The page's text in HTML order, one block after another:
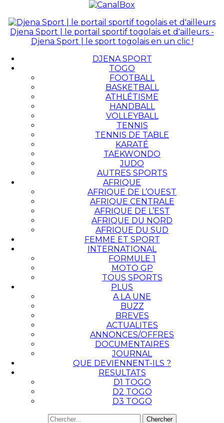
Djena Sport | le portail sportif togolais et d'ailleurs -
Djena Sport | le sport togolais en un clic !
DJENA SPORT
TOGO
FOOTBALL
BASKETBALL
ATHLÉTISME
HANDBALL
VOLLEYBALL
TENNIS
TENNIS DE TABLE
KARATÉ
TAEKWONDO
JUDO
AUTRES SPORTS
AFRIQUE
AFRIQUE DE L’OUEST
AFRIQUE CENTRALE
AFRIQUE DE L’EST
AFRIQUE DU NORD
AFRIQUE DU SUD
FEMME ET SPORT
INTERNATIONAL
FORMULE 1
MOTO GP
TOUS SPORTS
PLUS
A LA UNE
BUZZ
BREVES
ACTUALITES
ANNONCES/OFFRES
DOCUMENTAIRES
JOURNAL
QUE DEVIENNENT-ILS ?
RESULTATS
D1 TOGO
D2 TOGO
D3 TOGO